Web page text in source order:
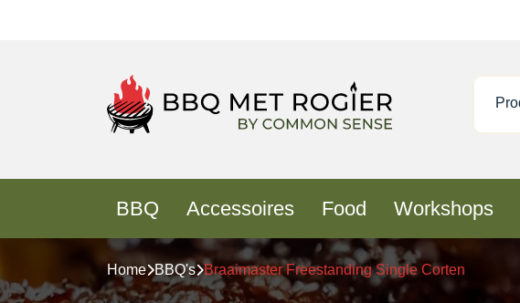
BBQ Accessoires Food Workshops
Home BBQ's Braaimaster Freestanding Single Corten